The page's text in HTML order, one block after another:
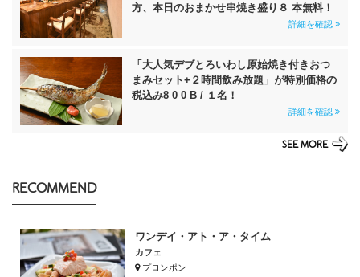
方、本日のおまかせ串焼き盛り８ 本無料！
詳細を確認
「大人気デブとろいわし原始焼き付きおつ
まみセット+２時間飲み放題」が特別価格の
税込み8 0 0 B / １名！
詳細を確認
SEE MORE
RECOMMEND
ワンデイ・アト・ア・タイム
カフェ
プロンポン